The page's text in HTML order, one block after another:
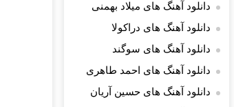
دانلود آهنگ های میلاد بهمنی
دانلود آهنگ های دراکولا
دانلود آهنگ های سوگند
دانلود آهنگ های احمد طاهری
دانلود آهنگ های حسین آریان